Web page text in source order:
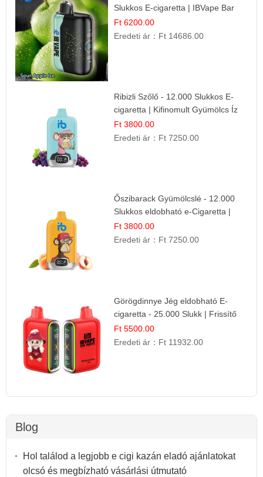
Slukkos E-cigaretta | IBVape Bar
Ft 6200.00
Eredeti ár： Ft 14686.00
Ribizli Szőlő - 12.000 Slukkos E-
cigaretta | Kifinomult Gyümölcs Íz
Ft 3800.00
Eredeti ár： Ft 7250.00
Őszibarack Gyümölcslé - 12.000
Slukkos eldobható e-Cigaretta |
Friss Gyümölcs Íz
Ft 3800.00
Eredeti ár： Ft 7250.00
Görögdinnye Jég eldobható E-
cigaretta - 25.000 Slukk | Frissítő
Nyári Íz
Ft 5500.00
Eredeti ár： Ft 11932.00
Blog
Hol találod a legjobb e cigi kazán eladó ajánlatokat
olcsó és megbízható vásárlási útmutató